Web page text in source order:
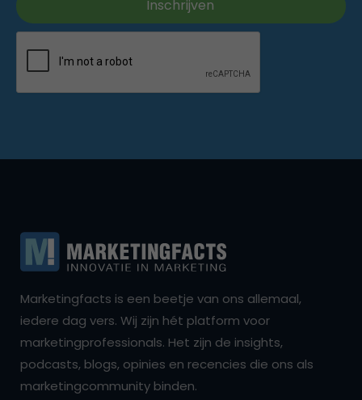
Marketingfacts is een beetje van ons allemaal,
iedere dag vers. Wij zijn hét platform voor
marketingprofessionals. Het zijn de insights,
podcasts, blogs, opinies en recencies die ons als
marketingcommunity binden.